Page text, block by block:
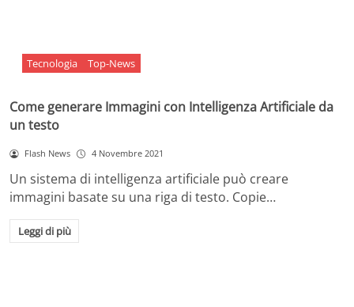
Tecnologia Top-News
Come generare Immagini con Intelligenza Artificiale da
un testo
Flash News 4 Novembre 2021
Un sistema di intelligenza artificiale può creare
immagini basate su una riga di testo. Copie…
Leggi di più